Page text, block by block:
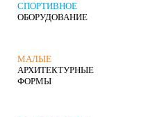
СПОРТИВНОЕ
ОБОРУДОВАНИЕ
МАЛЫЕ
АРХИТЕКТУРНЫЕ
ФОРМЫ